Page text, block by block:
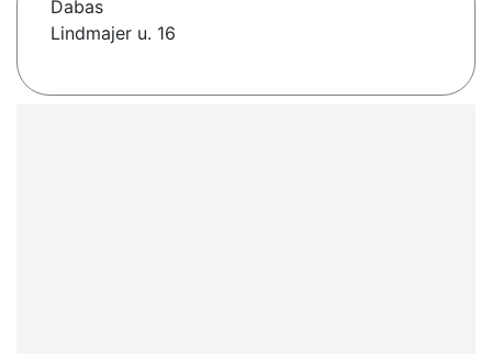
Dabas
Lindmajer u. 16